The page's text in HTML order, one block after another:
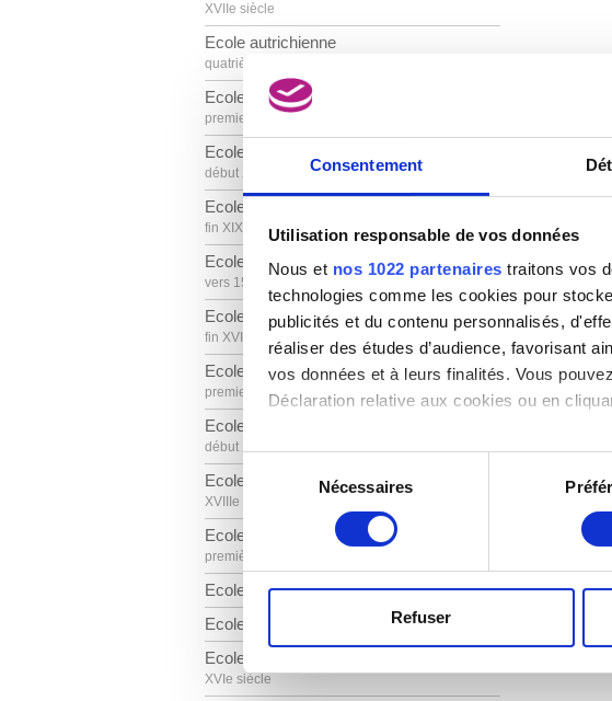
Consentement
Utilisation responsable de vos données
Nous et nos 1022 partenaires traitons vos
technologies comme les cookies pour
publicités et du contenu personnalisés,
réaliser des études d’audience, favorisant
vos données et à leurs finalités. Vous
Déclaration relative aux cookies ou en
Si vous le permettez, nous aimerions
Collecter des informations sur votre
digitales).
partenaires de médias sociaux, de publicité
Sélection
du
consentement
Nécessaires
Refuser
XVIIe siècle
Ecole autrichienne
quatrième quart XVIIIe siècle
Ecole autrichienne
premier quart XVIIIe siècle
Ecole autrichienne
début XVIIIe siècle
Ecole belge
fin XIXe siècle
Ecole brabançonne
vers 1500
Ecole chinoise
fin XVIIIe siècle
Ecole d'Europe centrale
premier quart XVe siècle
Ecole d'Europe centrale
début XVIe siècle
Ecole d'Europe centrale
XVIIIe siècle
Ecole de Bohême
première moitié XVe siècle
Ecole de Frankenthal
Ecole de Prague
Ecole des anciens Pays-Bas
XVIe siècle